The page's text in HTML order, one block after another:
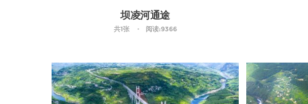
坝凌河通途
共1张 阅读:9366